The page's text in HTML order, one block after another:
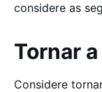
considere as
Tornar
Considere